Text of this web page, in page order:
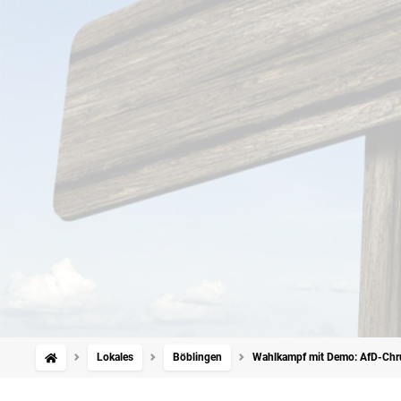
Lokales Böblingen Wahlkampf mit Demo: AfD-